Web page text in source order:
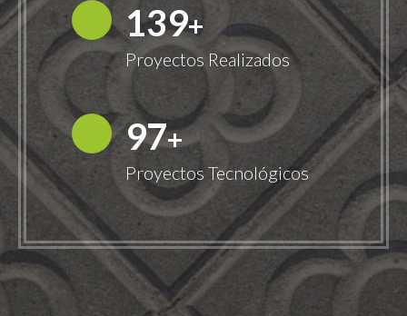
149+
Proyectos Realizados
100+
Proyectos Tecnológicos